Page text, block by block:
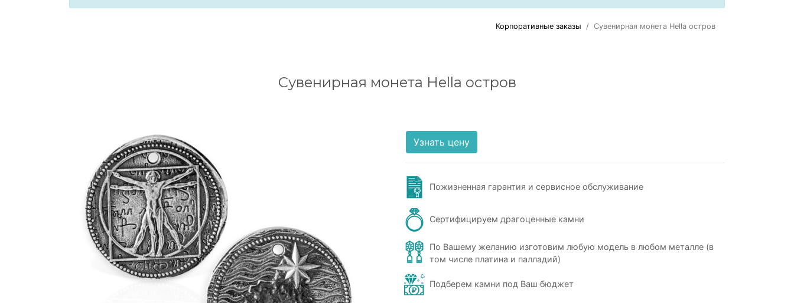
Корпоративные заказы Сувенирная монета Hella остров
Сувенирная монета Hella остров
Узнать цену
Пожизненная гарантия и сервисное обслуживание
Сертифицируем драгоценные камни
По Вашему желанию изготовим любую модель в любом металле (в
том числе платина и палладий)
Подберем камни под Ваш бюджет